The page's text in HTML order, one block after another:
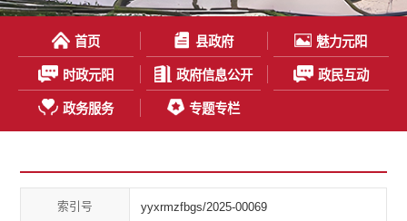
首页 县政府 魅力元阳
时政元阳 政府信息公开 政民互动
政务服务 专题专栏
索引号 yyxrmzfbgs/2025-00069